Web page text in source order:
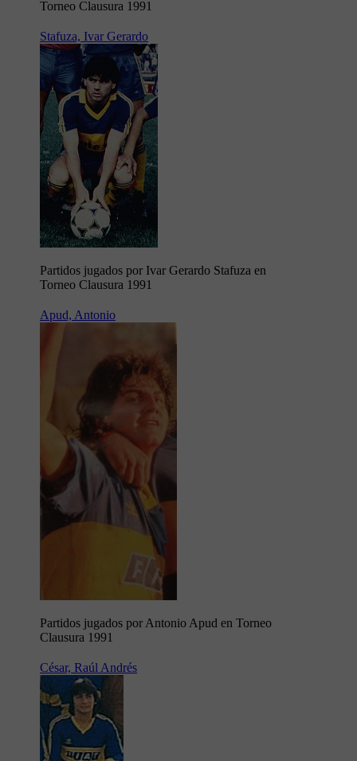
Torneo Clausura 1991
Stafuza, Ivar Gerardo
Partidos jugados por Ivar Gerardo Stafuza en
Torneo Clausura 1991
Apud, Antonio
Partidos jugados por Antonio Apud en Torneo
Clausura 1991
César, Raúl Andrés